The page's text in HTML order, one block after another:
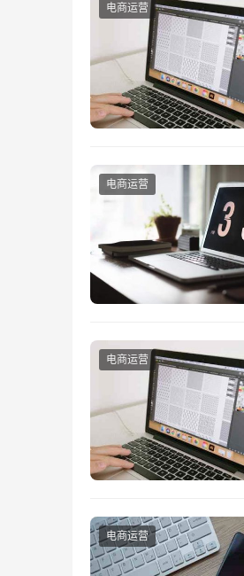
电商运营
电商运营
电商运营
电商运营